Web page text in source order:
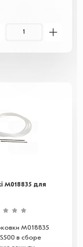
разработан
решение для
M018835 для
M018835
в сборе